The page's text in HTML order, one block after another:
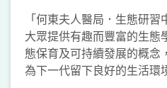
「何東夫人醫局．生態研
大眾提供有趣而豐富的生態
態保育及可持續發展的概念
為下一代留下良好的生活環